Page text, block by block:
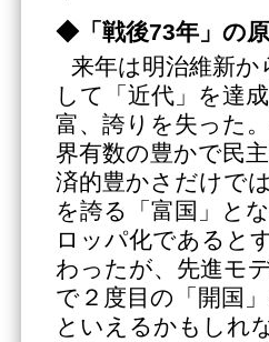
◆「戦後73年」の
来年は明治維新
して「近代」を達
富、誇りを失った
界有数の豊かで民
済的豊かさだけで
を誇る「富国」と
ロッパ化であると
わったが、先進モ
で２度目の「開国
といえるかもしれ